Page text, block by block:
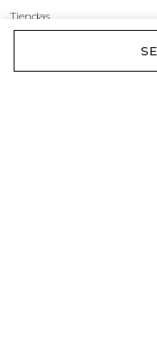
Tiendas
Compromiso